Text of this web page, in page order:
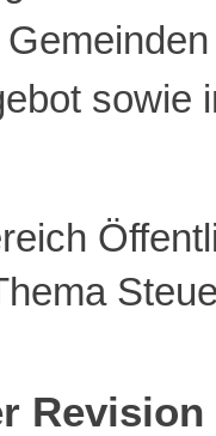
sowie
Revision